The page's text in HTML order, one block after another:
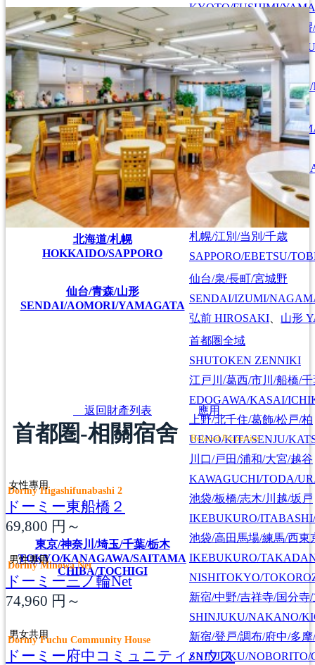
大阪/京都/神戸/奈良
OSAKA/KYOTO
KOBE/NARA
KYOTO/FUSHIMI/
大阪/豊中/吹田/東大阪/
OSAKA/TOYONAKA/
神戸/六甲/芦屋/西宮
KOBE/ROKKO/
広島
HIROSHIMA
広島/広島駅/宇品
HIROSHIMA/
東広島/西条
HIGASHIHIROSHIMA/
以地區查詢
北海道/札幌
HOKKAIDO/SAPPORO
札幌/江別/当別/千歳
SAPPORO/EBETSU/
仙台/青森/山形
SENDAI/AOMORI/YAMAGATA
仙台/泉/長町/宮城野
SENDAI/IZUMI/
弘前 HIROSAKI 山形
東京/神奈川/埼玉/千葉/栃木
TOKYO/KANAGAWA/SAITAMA
CHIBA/TOCHIGI
首都圏全域
SHUTOKEN ZENNIKI
江戸川/葛西/市川/船橋/千
EDOGAWA/KASAI/
上野/北千住/葛飾/松戸/柏
UENO/KITASENJU/
川口/戸田/浦和/大宮/越谷
KAWAGUCHI/TODA/
池袋/板橋/志木/川越/坂戸
IKEBUKURO/
池袋/高田馬場/練馬/西東
IKEBUKURO/
NISHITOKYO/
新宿/中野/吉祥寺/国分寺
SHINJUKU/NAKANO/
新宿/登戸/調布/府中/多
SHINJUKU/
返回財產列表 應用
首都圏-相關宿舍 Related Properties
女性專用
Dormy Higashifunabashi 2
ドーミー東船橋２
69,800 円～
男性專用
Dormy Minowa Net
ドーミー三ノ輪Net
74,960 円～
男女共用
Dormy Fuchu Community House
ドーミー府中コミュニティハウス